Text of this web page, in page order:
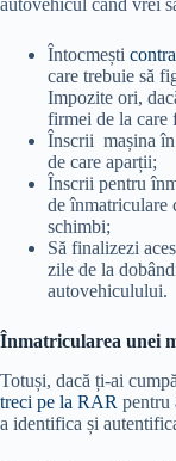
autovehicul când vrei
Întocmești
care trebuie să
Impozite ori,
firmei de la care
Înscrii mașina
de care aparții;
Înscrii pentru
de înmatriculare
schimbi;
Să finalizezi
zile de la
autovehiculului.
Înmatricularea unei
Totuși, dacă ți-ai
treci pe la RAR pentru
a identifica și